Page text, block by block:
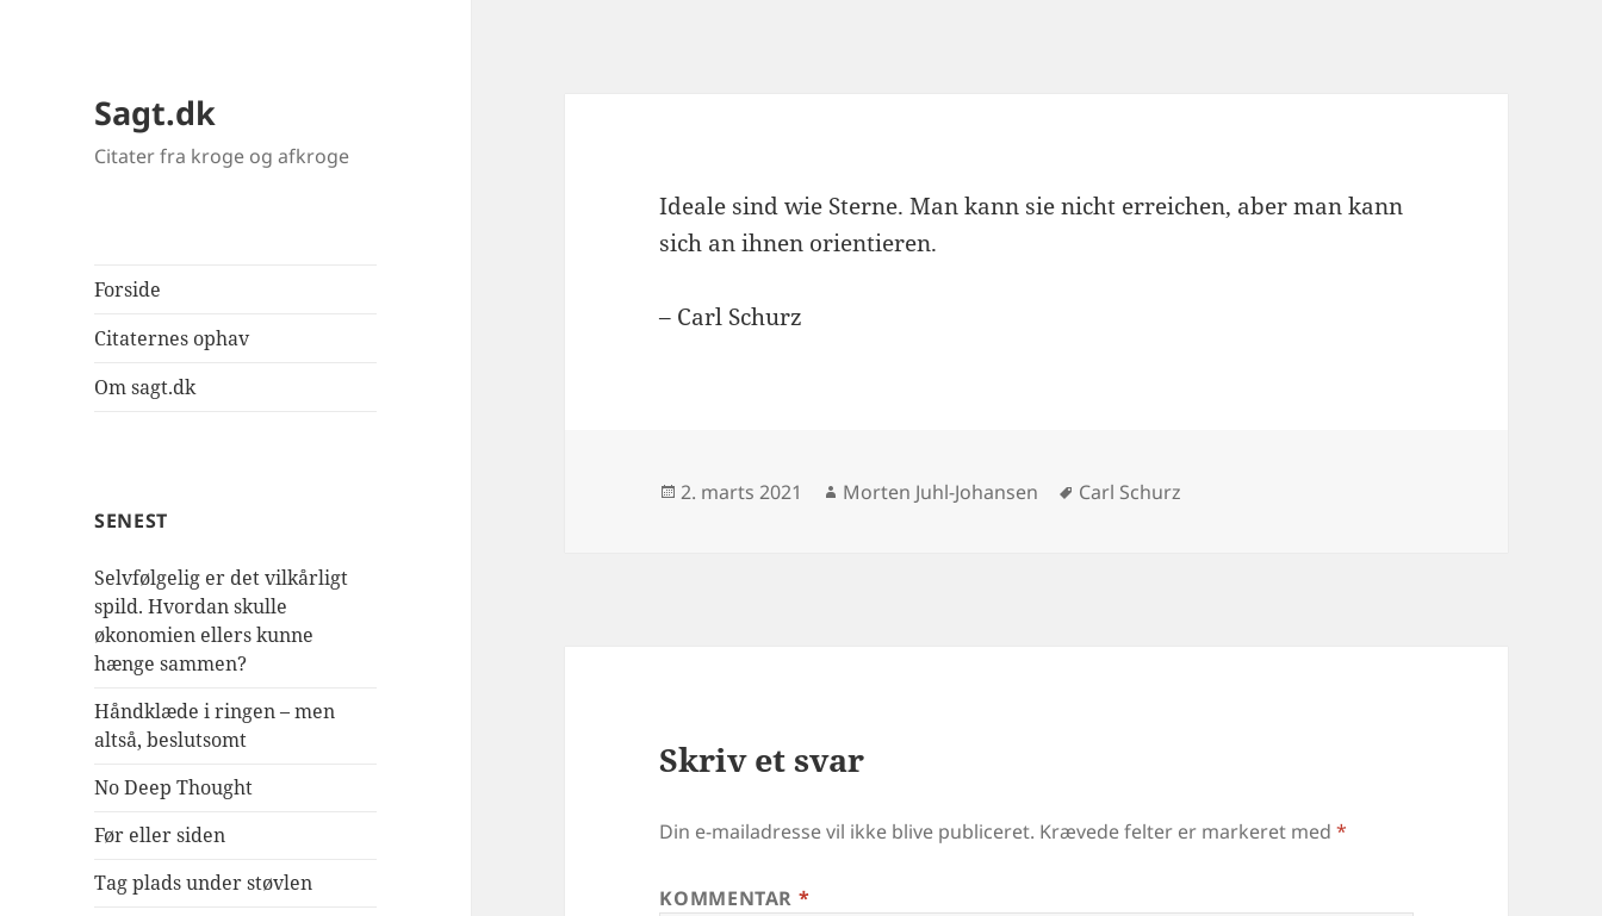
Sagt.dk
Citater fra kroge og afkroge
Forside
Citaternes ophav
Om sagt.dk
SENEST
Selvfølgelig er det vilkårligt
spild. Hvordan skulle
økonomien ellers kunne
hænge sammen?
Håndklæde i ringen – men
altså, beslutsomt
No Deep Thought
Før eller siden
Tag plads under støvlen
Ideale sind wie Sterne. Man kann sie nicht erreichen, aber man kann
sich an ihnen orientieren.
– Carl Schurz
Udgivet
2. marts 2021 Forfatter
Morten Juhl-Johansen Tags
Carl Schurz
Skriv et svar
Din e-mailadresse vil ikke blive publiceret. Krævede felter er markeret med*
KOMMENTAR *